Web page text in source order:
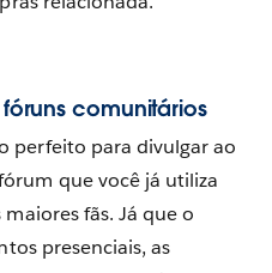
comunitários
perfeito para divulgar ao
que você já utiliza
fãs. Já que o
presenciais, as